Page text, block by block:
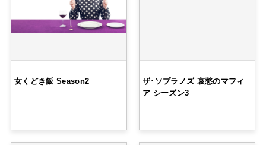
女くどき飯 Season2
ザ･ソプラノズ 哀愁のマフィ
ア シーズン3